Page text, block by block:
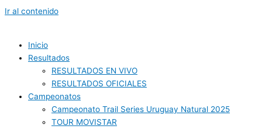
Ir al contenido
Inicio
Resultados
RESULTADOS EN VIVO
RESULTADOS OFICIALES
Campeonatos
Campeonato Trail Series Uruguay Natural 2025
TOUR MOVISTAR